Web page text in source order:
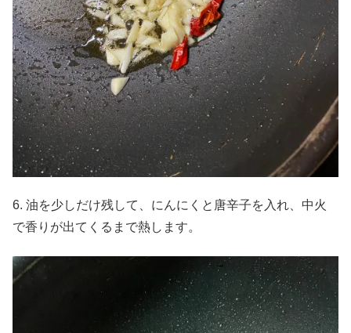
6. 油を少しだけ残して、にんにくと唐辛子を入れ、中火
で香りが出てくるまで熱します。